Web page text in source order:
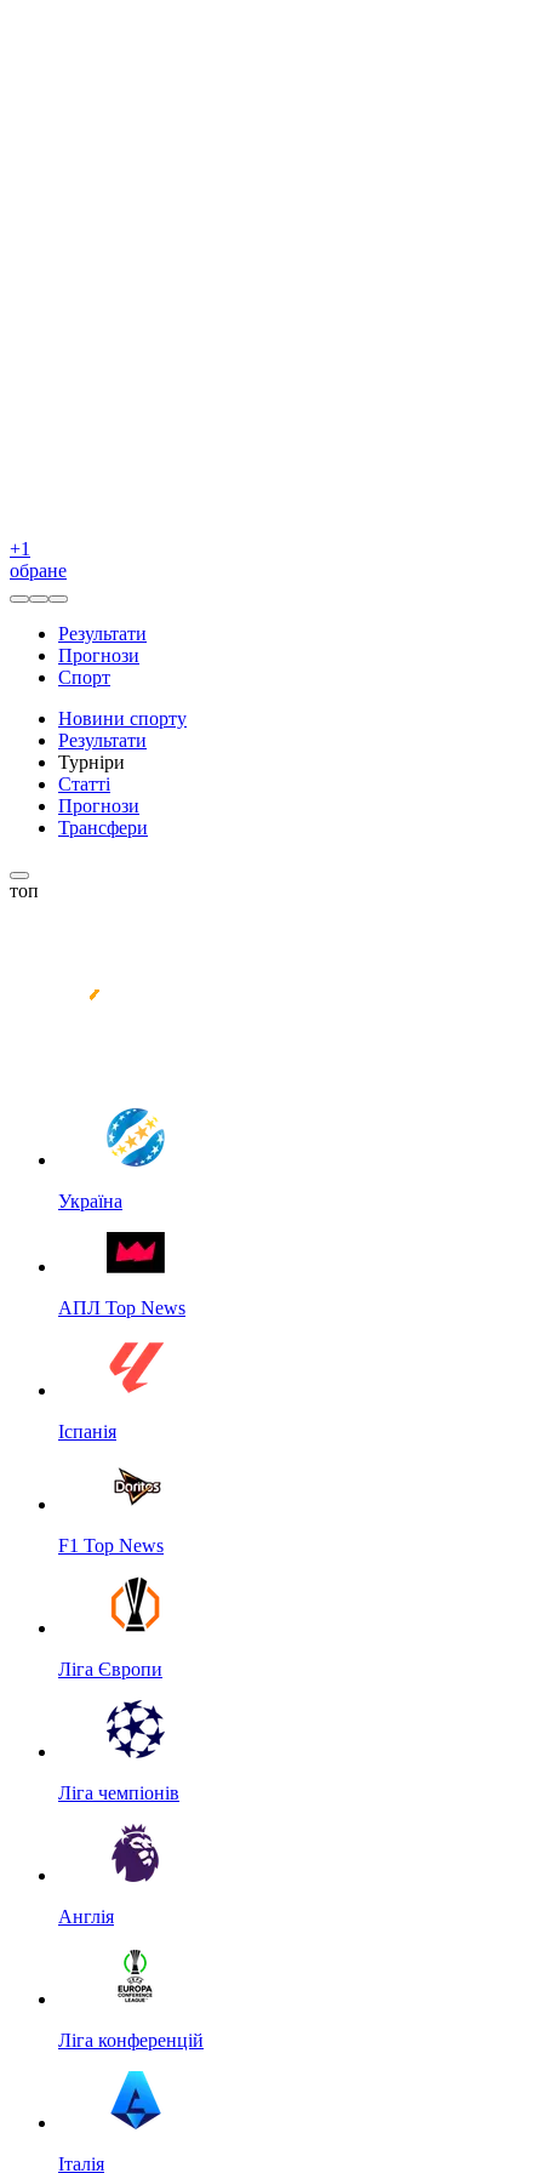
+1
обране
Результати
Прогнози
Спорт
Новини спорту
Результати
Турніри
Статті
Прогнози
Трансфери
топ
Україна
АПЛ Top News
Іспанія
F1 Top News
Ліга Європи
Ліга чемпіонів
Англія
Ліга конференцій
Італія